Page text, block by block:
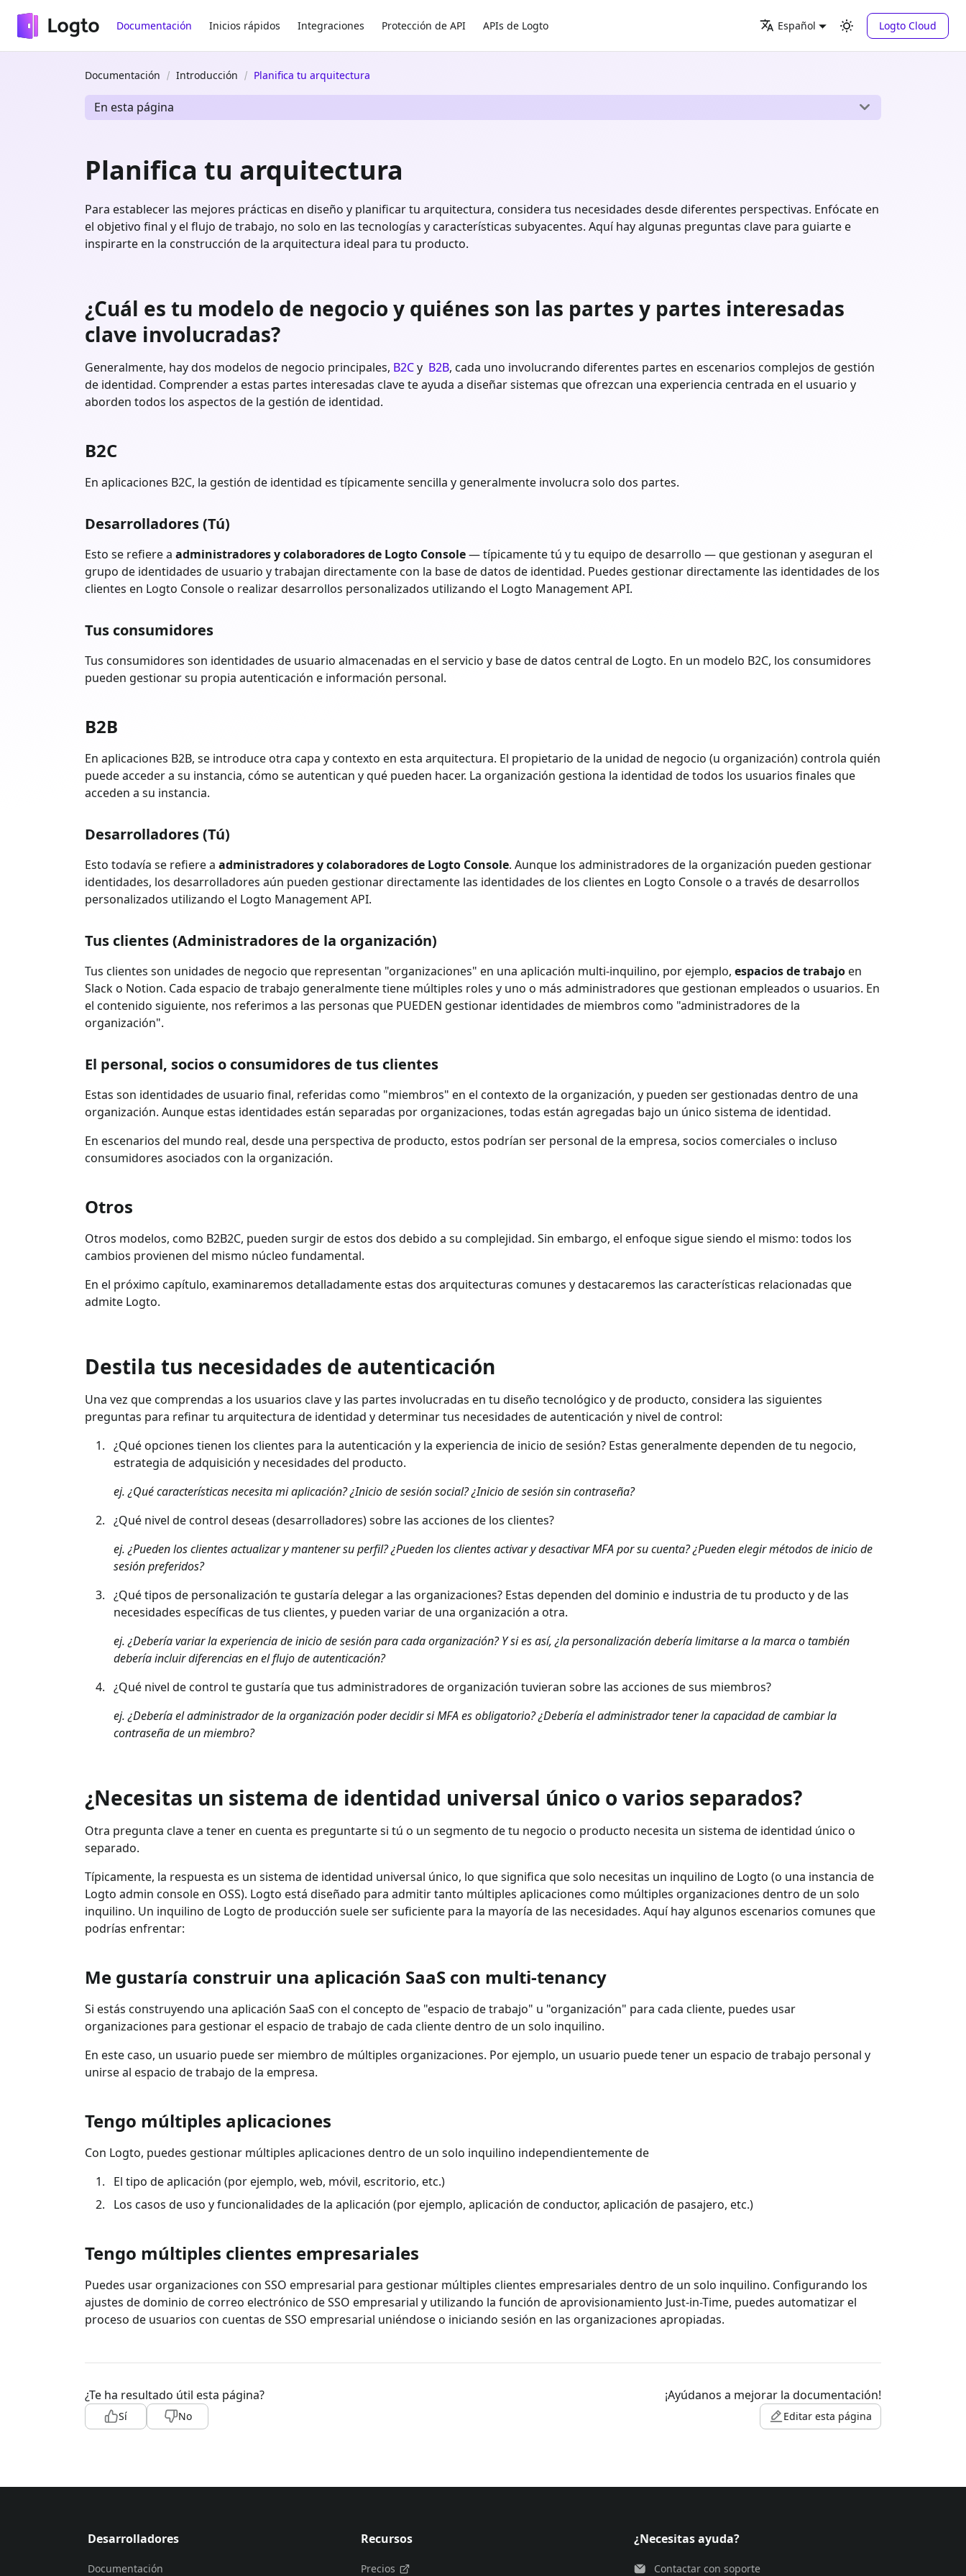
Documentación Inicios rápidos Integraciones Protección de API APIs de Logto Español Logto Cloud
Documentación Introducción Planifica tu arquitectura
En esta página
Planifica tu arquitectura
Para establecer las mejores prácticas en diseño y planificar tu arquitectura, considera tus necesidades desde diferentes perspectivas. Enfócate en
el objetivo final y el flujo de trabajo, no solo en las tecnologías y características subyacentes. Aquí hay algunas preguntas clave para guiarte e
inspirarte en la construcción de la arquitectura ideal para tu producto.
¿Cuál es tu modelo de negocio y quiénes son las partes y partes interesadas
clave involucradas?
Generalmente, hay dos modelos de negocio principales, B2Cy B2B, cada uno involucrando diferentes partes en escenarios complejos de gestión
de identidad. Comprender a estas partes interesadas clave te ayuda a diseñar sistemas que ofrezcan una experiencia centrada en el usuario y
aborden todos los aspectos de la gestión de identidad.
B2C
En aplicaciones B2C, la gestión de identidad es típicamente sencilla y generalmente involucra solo dos partes.
Desarrolladores (Tú)
Esto se refiere a administradores y colaboradores de Logto Console— típicamente tú y tu equipo de desarrollo — que gestionan y aseguran el
grupo de identidades de usuario y trabajan directamente con la base de datos de identidad. Puedes gestionar directamente las identidades de los
clientes en Logto Console o realizar desarrollos personalizados utilizando el Logto Management API.
Tus consumidores
Tus consumidores son identidades de usuario almacenadas en el servicio y base de datos central de Logto. En un modelo B2C, los consumidores
pueden gestionar su propia autenticación e información personal.
B2B
En aplicaciones B2B, se introduce otra capa y contexto en esta arquitectura. El propietario de la unidad de negocio (u organización) controla quién
puede acceder a su instancia, cómo se autentican y qué pueden hacer. La organización gestiona la identidad de todos los usuarios finales que
acceden a su instancia.
Desarrolladores (Tú)
Esto todavía se refiere a administradores y colaboradores de Logto Console. Aunque los administradores de la organización pueden gestionar
identidades, los desarrolladores aún pueden gestionar directamente las identidades de los clientes en Logto Console o a través de desarrollos
personalizados utilizando el Logto Management API.
Tus clientes (Administradores de la organización)
Tus clientes son unidades de negocio que representan "organizaciones" en una aplicación multi-inquilino, por ejemplo, espacios de trabajoen
Slack o Notion. Cada espacio de trabajo generalmente tiene múltiples roles y uno o más administradores que gestionan empleados o usuarios. En
el contenido siguiente, nos referimos a las personas que PUEDEN gestionar identidades de miembros como "administradores de la
organización".
El personal, socios o consumidores de tus clientes
Estas son identidades de usuario final, referidas como "miembros" en el contexto de la organización, y pueden ser gestionadas dentro de una
organización. Aunque estas identidades están separadas por organizaciones, todas están agregadas bajo un único sistema de identidad.
En escenarios del mundo real, desde una perspectiva de producto, estos podrían ser personal de la empresa, socios comerciales o incluso
consumidores asociados con la organización.
Otros
Otros modelos, como B2B2C, pueden surgir de estos dos debido a su complejidad. Sin embargo, el enfoque sigue siendo el mismo: todos los
cambios provienen del mismo núcleo fundamental.
En el próximo capítulo, examinaremos detalladamente estas dos arquitecturas comunes y destacaremos las características relacionadas que
admite Logto.
Destila tus necesidades de autenticación
Una vez que comprendas a los usuarios clave y las partes involucradas en tu diseño tecnológico y de producto, considera las siguientes
preguntas para refinar tu arquitectura de identidad y determinar tus necesidades de autenticación y nivel de control:
¿Qué opciones tienen los clientes para la autenticación y la experiencia de inicio de sesión? Estas generalmente dependen de tu negocio,
estrategia de adquisición y necesidades del producto.
ej. ¿Qué características necesita mi aplicación? ¿Inicio de sesión social? ¿Inicio de sesión sin contraseña?
¿Qué nivel de control deseas (desarrolladores) sobre las acciones de los clientes?
ej. ¿Pueden los clientes actualizar y mantener su perfil? ¿Pueden los clientes activar y desactivar MFA por su cuenta? ¿Pueden elegir métodos de inicio de
sesión preferidos?
¿Qué tipos de personalización te gustaría delegar a las organizaciones? Estas dependen del dominio e industria de tu producto y de las
necesidades específicas de tus clientes, y pueden variar de una organización a otra.
ej. ¿Debería variar la experiencia de inicio de sesión para cada organización? Y si es así, ¿la personalización debería limitarse a la marca o también
debería incluir diferencias en el flujo de autenticación?
¿Qué nivel de control te gustaría que tus administradores de organización tuvieran sobre las acciones de sus miembros?
ej. ¿Debería el administrador de la organización poder decidir si MFA es obligatorio? ¿Debería el administrador tener la capacidad de cambiar la
contraseña de un miembro?
¿Necesitas un sistema de identidad universal único o varios separados?
Otra pregunta clave a tener en cuenta es preguntarte si tú o un segmento de tu negocio o producto necesita un sistema de identidad único o
separado.
Típicamente, la respuesta es un sistema de identidad universal único, lo que significa que solo necesitas un inquilino de Logto (o una instancia de
Logto admin console en OSS). Logto está diseñado para admitir tanto múltiples aplicaciones como múltiples organizaciones dentro de un solo
inquilino. Un inquilino de Logto de producción suele ser suficiente para la mayoría de las necesidades. Aquí hay algunos escenarios comunes que
podrías enfrentar:
Me gustaría construir una aplicación SaaS con multi-tenancy
Si estás construyendo una aplicación SaaS con el concepto de "espacio de trabajo" u "organización" para cada cliente, puedes usar
organizaciones para gestionar el espacio de trabajo de cada cliente dentro de un solo inquilino.
En este caso, un usuario puede ser miembro de múltiples organizaciones. Por ejemplo, un usuario puede tener un espacio de trabajo personal y
unirse al espacio de trabajo de la empresa.
Tengo múltiples aplicaciones
Con Logto, puedes gestionar múltiples aplicaciones dentro de un solo inquilino independientemente de
El tipo de aplicación (por ejemplo, web, móvil, escritorio, etc.)
Los casos de uso y funcionalidades de la aplicación (por ejemplo, aplicación de conductor, aplicación de pasajero, etc.)
Tengo múltiples clientes empresariales
Puedes usar organizaciones con SSO empresarial para gestionar múltiples clientes empresariales dentro de un solo inquilino. Configurando los
ajustes de dominio de correo electrónico de SSO empresarial y utilizando la función de aprovisionamiento Just-in-Time, puedes automatizar el
proceso de usuarios con cuentas de SSO empresarial uniéndose o iniciando sesión en las organizaciones apropiadas.
¿Te ha resultado útil esta página?
Sí No
¡Ayúdanos a mejorar la documentación!
Editar esta página
Desarrolladores
Documentación
Recursos
Precios
¿Necesitas ayuda?
Contactar con soporte